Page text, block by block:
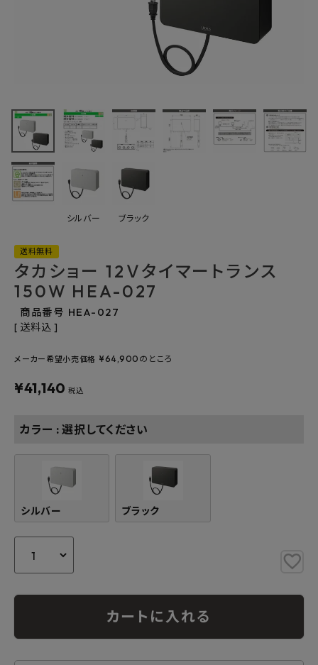
FAX注文はこちらから
カテゴリーから選ぶ
メーカーから選ぶ
ご利用ガイド
よくあるご質問
お問い合わせ
メルマガ登録
プライバシーポリシー
シルバー ブラック
送料無料
タカショー 12Ｖタイマートランス
150W HEA-027
商品番号 HEA-027
送料込
メーカー希望小売価格 ¥ 64,900 のところ
¥41,140 税込
カラー 選択してください
シルバー ブラック
カートに入れる